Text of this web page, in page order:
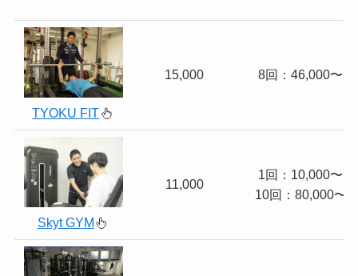
TYOKU FIT
15,000 8回：46,000〜
Skyt GYM
11,000
1回：10,000〜
10回：80,000〜